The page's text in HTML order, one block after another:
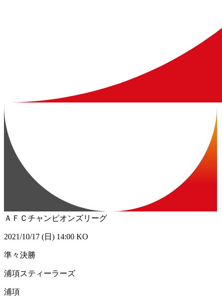
ＡＦＣチャンピオンズリーグ
2021/10/17 (日) 14:00 KO
準々決勝
浦項スティーラーズ
浦項